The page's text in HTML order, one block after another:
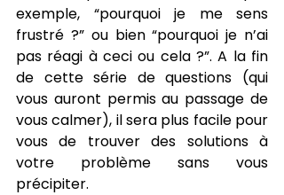
exemple, “pourquoi je me sens
frustré ?” ou bien “pourquoi je n’ai
pas réagi à ceci ou cela ?”. A la fin
de cette série de questions (qui
vous auront permis au passage de
vous calmer), il sera plus facile pour
vous de trouver des solutions à
votre problème sans vous
précipiter.